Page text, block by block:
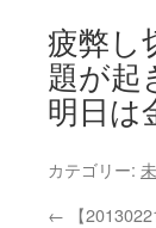
疲弊し
題が起
明日は
カテゴリー:
← 【